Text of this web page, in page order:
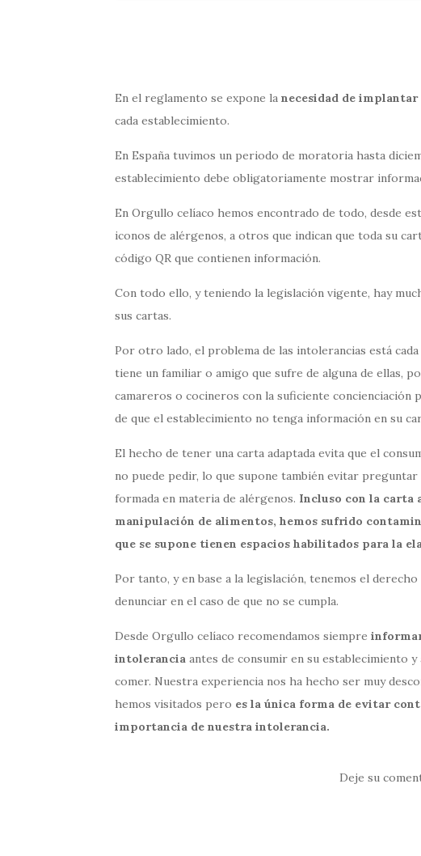
En el reglamento se expone la necesidad de
cada establecimiento.
En España tuvimos un periodo de moratoria hasta
establecimiento debe obligatoriamente mostrar
En Orgullo celíaco hemos encontrado de todo, desde
iconos de alérgenos, a otros que indican que toda su
código QR que contienen información.
Con todo ello, y teniendo la legislación vigente, hay
sus cartas.
Por otro lado, el problema de las intolerancias está
tiene un familiar o amigo que sufre de alguna de ellas,
camareros o cocineros con la suficiente concienciación
de que el establecimiento no tenga información en su
El hecho de tener una carta adaptada evita que el
no puede pedir, lo que supone también evitar preguntar
formada en materia de alérgenos. Incluso con la carta
manipulación de alimentos, hemos sufrido
que se supone tienen espacios habilitados para la
Por tanto, y en base a la legislación, tenemos el
denunciar en el caso de que no se cumpla.
Desde Orgullo celíaco recomendamos siempre
intolerancia antes de consumir en su establecimiento
comer. Nuestra experiencia nos ha hecho ser muy
hemos visitados pero es la única forma de evitar
importancia de nuestra intolerancia.
Deje su